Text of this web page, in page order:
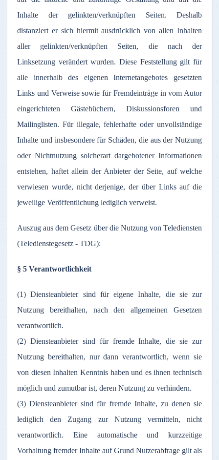
Inhalte
der gelinkten/verknüpften Seiten. Deshalb
distanziert er sich hiermit ausdrücklich vonallen Inhalten
aller
gelinkten/verknüpften Seiten, die nach
der
Linksetzung verändert wurden.Diese Feststellunggiltfür
alle
innerhalbdes eigenen Internetangebotes
gesetzten
Links und Verweise sowie für Fremdeinträgeinvom Autor
eingerichteten
Gästebüchern, Diskussionsforen und
Mailinglisten. Für illegale,fehlerhafte oder unvollständige
Inhalte und insbesondere für Schäden, die aus der Nutzung
oder Nichtnutzung solcherart dargebotener Informationen
entstehen, haftet allein der Anbieter der Seite, auf welche
verwiesen wurde, nicht derjenige, der überLinksaufdie
jeweilige Veröffentlichung lediglich verweist.
Auszug aus dem Gesetz über die Nutzung von Telediensten
(Teledienstegesetz - TDG):
§ 5 Verantwortlichkeit
(1) Diensteanbieter sind für eigene Inhalte, die sie zur
Nutzung bereithalten, nach den allgemeinen Gesetzen
verantwortlich.
(2) Diensteanbieter sind für fremde Inhalte, die sie zur
Nutzung bereithalten, nur dann verantwortlich, wenn sie
von diesen Inhalten Kenntnis haben und es ihnen technisch
möglich und zumutbar ist, deren Nutzung zu verhindern.
(3) Diensteanbieter sind für fremde Inhalte, zu denen sie
lediglich den Zugang zur Nutzung vermitteln, nicht
verantwortlich. Eine automatische und kurzzeitige
Vorhaltung fremder Inhalte auf Grund Nutzerabfrage gilt als